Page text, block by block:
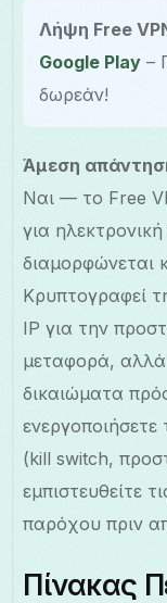
Λήψη Free
Google Play –
δωρεάν!
Άμεση
Ναι — το Free
για
διαμορφώνεται
Κρυπτογραφεί
IP για την
μεταφορά, αλλά
δικαιώματα
(kill switch,
εμπιστευθείτε
παρόχου πριν
Πίνακας